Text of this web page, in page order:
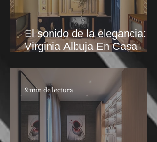
El sonido de la elegancia:
Virginia Albuja En Casa
2 min de lectura